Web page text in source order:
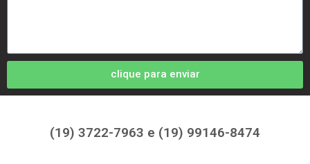
clique para enviar
(19) 3722-7963 e (19) 99146-8474